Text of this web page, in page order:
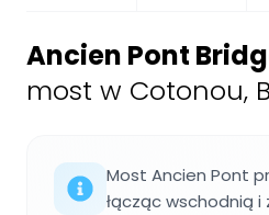
Ancien Pont
most w Cotonou,
Most Ancien Pont
łącząc wschodnią